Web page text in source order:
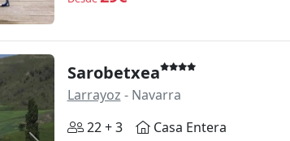
Sarobetxea
Larrayoz - Navarra
22 + 3
Casa Entera